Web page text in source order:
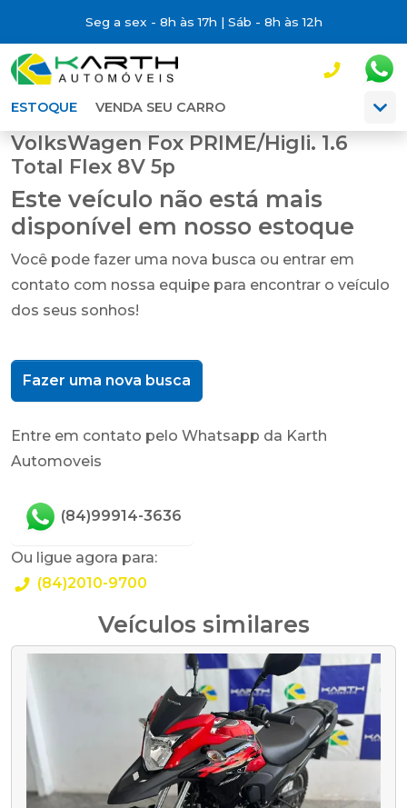
Seg a sex - 8h às 17h | Sáb - 8h às 12h
ESTOQUE VENDA SEU CARRO
VolksWagen Fox PRIME/Higli. 1.6
Total Flex 8V 5p
Este veículo não está mais
disponível em nosso estoque
Você pode fazer uma nova busca ou entrar em
contato com nossa equipe para encontrar o veículo
dos seus sonhos!
Fazer uma nova busca
Entre em contato pelo Whatsapp da Karth
Automoveis
(84)99914-3636
Ou ligue agora para:
(84)2010-9700
Veículos similares